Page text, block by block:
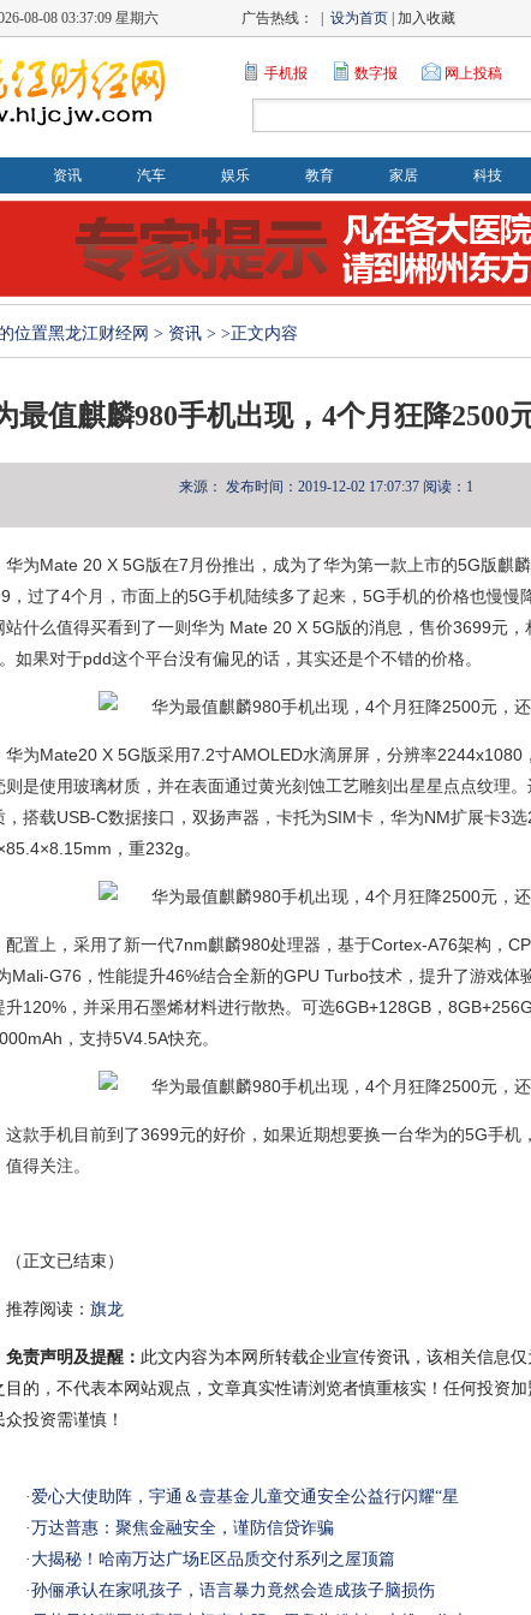
08-08 03:37:09 星期六 广告热线： | 设为首页 | 加入收藏
手机报 数字报 网上投稿
资讯 汽车 娱乐 教育 家居 科技
位置黑龙江财经网 > 资讯 > >正文内容
最值麒麟980手机出现，4个月狂降2500
来源： 发布时间：2019-12-02 17:07:37 阅读：1
华为Mate 20 X 5G版在7月份推出，成为了华为第一款上市的5G版麒
，过了4个月，市面上的5G手机陆续多了起来，5G手机的价格也慢慢
站什么值得买看到了一则华为 Mate 20 X 5G版的消息，售价3699元
如果对于pdd这个平台没有偏见的话，其实还是个不错的价格。
华为Mate20 X 5G版采用7.2寸AMOLED水滴屏屏，分辨率2244x1080
则是使用玻璃材质，并在表面通过黄光刻蚀工艺雕刻出星星点点纹理
，搭载USB-C数据接口，双扬声器，卡托为SIM卡，华为NM扩展卡3
，重232g。
配置上，采用了新一代7nm麒麟980处理器，基于Cortex-A76架构，
Mali-G76，性能提升46%结合全新的GPU Turbo技术，提升了游戏体
升120%，并采用石墨烯材料进行散热。可选6GB+128GB，
，支持5V4.5A快充。
这款手机目前到了3699元的好价，如果近期想要换一台华为的5G手机
得关注。
（正文已结束）
推荐阅读： 旗龙
免责声明及提醒： 此文内容为本网所转载企业宣传资讯，该相关信息
目的，不代表本网站观点，文章真实性请浏览者慎重核实！任何投资
众投资需谨慎！
·爱心大使助阵，宇通＆壹基金儿童交通安全公益行闪耀“星
·万达普惠：聚焦金融安全，谨防信贷诈骗
· 大揭秘！哈南万达广场E区品质交付系列之屋顶篇
·孙俪承认在家吼孩子，语言暴力竟然会造成孩子脑损伤